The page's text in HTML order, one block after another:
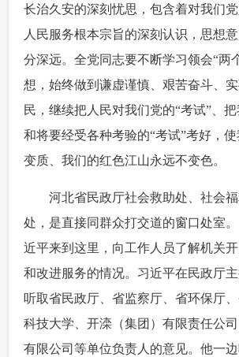
长治久安的深刻忧思，包含着对我们
人民服务根本宗旨的深刻认识，思想
分深远。全党同志要不断学习领会“两
想，始终做到谦虚谨慎、艰苦奋斗、
民，继续把人民对我们党的“考试”、
和将要经受各种考验的“考试”考好，
变质、我们的红色江山永远不变色。
河北省民政厅社会救助处、社会福
处，是直接同群众打交道的窗口处室
近平来到这里，向工作人员了解机关
和改进服务的情况。习近平在民政厅主
听取省民政厅、省监察厅、省环保厅
科技大学、开滦（集团）有限责任公
有限公司等单位负责人的意见。他一